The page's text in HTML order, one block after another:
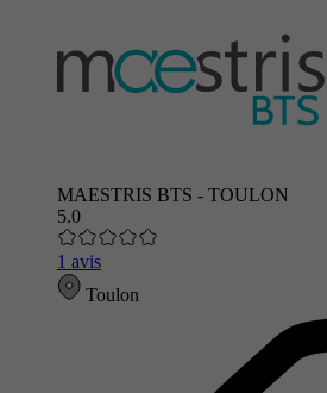
MAESTRIS BTS - TOULON
5.0
1 avis
Toulon